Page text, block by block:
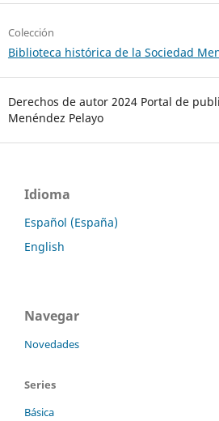
Colección
Biblioteca histórica de la Sociedad
Derechos de autor 2024 Portal de
Menéndez Pelayo
Idioma
Español (España)
English
Navegar
Novedades
Series
Básica